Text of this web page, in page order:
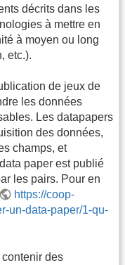
décrits dans les
à mettre en
à moyen ou long
etc.).
de jeux de
les données
Les datapapers
des données,
champs, et
paper est publié
les pairs. Pour en
https://coop-
un-data-paper/1-qu-
des